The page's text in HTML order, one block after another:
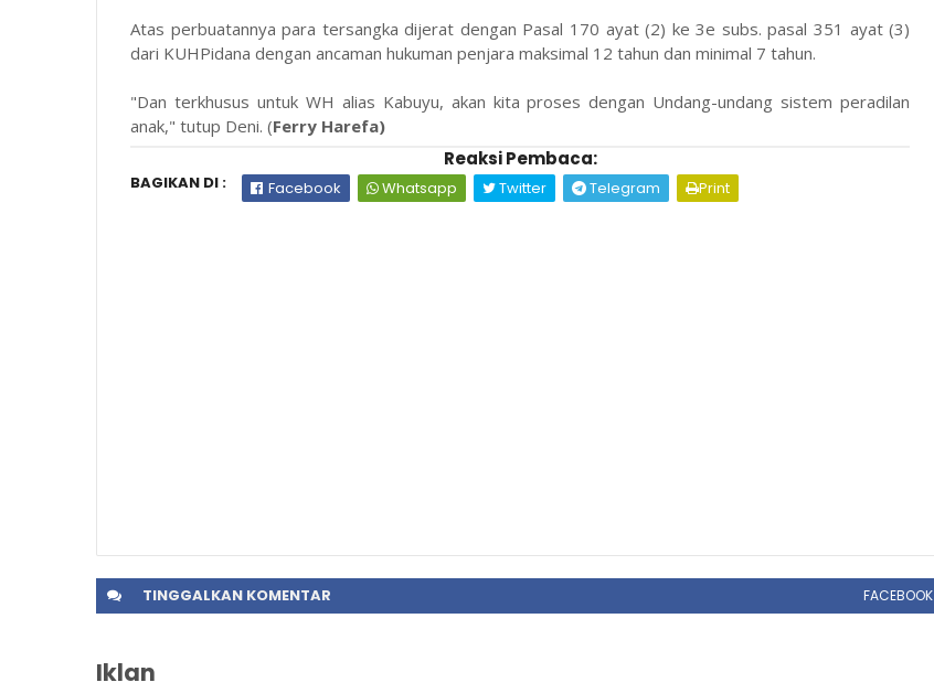
Atas perbuatannya para tersangka dijerat dengan Pasal 170 ayat (2) ke 3e subs. pasal 351 ayat (3)
dari KUHPidana dengan ancaman hukuman penjara maksimal 12 tahun dan minimal 7 tahun.
"Dan terkhusus untuk WH alias Kabuyu, akan kita proses dengan Undang-undang sistem peradilan
anak," tutup Deni. (Ferry Harefa)
Reaksi Pembaca:
BAGIKAN DI : Facebook Whatsapp Twitter Telegram Print
TINGGALKAN KOMENTAR FACEBOOK
Iklan